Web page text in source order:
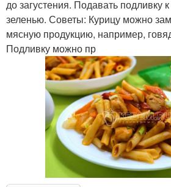
до загустения. Подавать подливку
зеленью. Советы: Курицу можно
мясную продукцию, например,
Подливку можно пр